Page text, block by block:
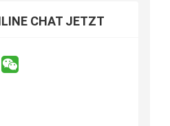
CHAT JETZT